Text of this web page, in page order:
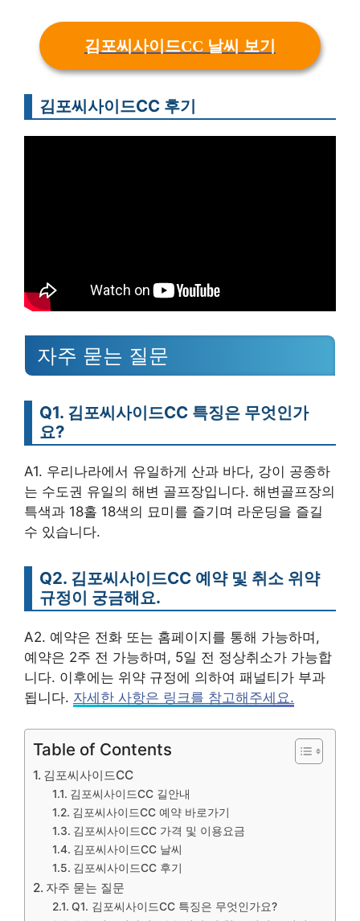
김포씨사이드CC 날씨 보기
김포씨사이드CC 후기
자주 묻는 질문
Q1. 김포씨사이드CC 특징은 무엇인가
요?
A1. 우리나라에서 유일하게 산과 바다, 강이 공종하
는 수도권 유일의 해변 골프장입니다. 해변골프장의
특색과 18홀 18색의 묘미를 즐기며 라운딩을 즐길
수 있습니다.
Q2. 김포씨사이드CC 예약 및 취소 위약
규정이 궁금해요.
A2. 예약은 전화 또는 홈페이지를 통해 가능하며,
예약은 2주 전 가능하며, 5일 전 정상취소가 가능합
니다. 이후에는 위약 규정에 의하여 패널티가 부과
됩니다. 자세한 사항은 링크를 참고해주세요.
Table of Contents
김포씨사이드CC
김포씨사이드CC 길안내
김포씨사이드CC 예약 바로가기
김포씨사이드CC 가격 및 이용요금
김포씨사이드CC 날씨
김포씨사이드CC 후기
자주 묻는 질문
Q1. 김포씨사이드CC 특징은 무엇인가요?